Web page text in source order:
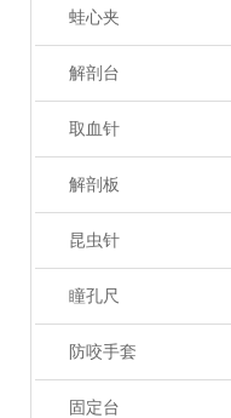
蛙心夹
解剖台
取血针
解剖板
昆虫针
瞳孔尺
防咬手套
固定台